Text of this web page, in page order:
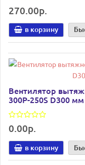
270.00р.
в корзину
Вентилятор
300P-250S D300
0.00р.
в корзину